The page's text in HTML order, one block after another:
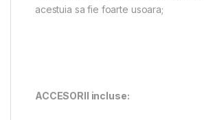
acestuia sa fie foarte usoara;
ACCESORII incluse: